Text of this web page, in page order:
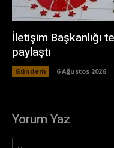
İletişim Başkanlığı
paylaştı
Gündem 6 Ağustos 2026
Yorum Yaz